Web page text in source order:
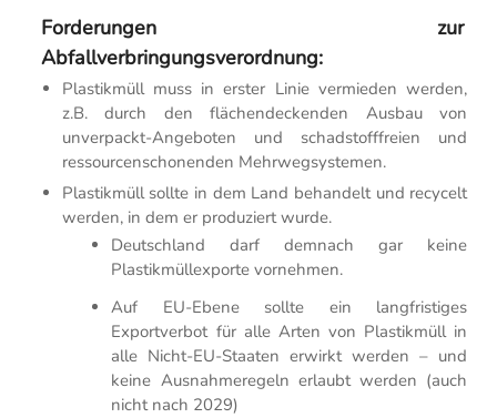
Forderungen zur
Abfallverbringungsverordnung:
Plastikmüll muss in erster Linie vermieden werden,
z.B. durch den flächendeckenden Ausbau von
unverpackt-Angeboten und schadstofffreien und
ressourcenschonenden Mehrwegsystemen.
Plastikmüll sollte in dem Land behandelt und recycelt
werden, in dem er produziert wurde.
Deutschland darf demnach gar keine
Plastikmüllexporte vornehmen.
Auf EU-Ebene sollte ein langfristiges
Exportverbot für alle Arten von Plastikmüll in
alle Nicht-EU-Staaten erwirkt werden – und
keine Ausnahmeregeln erlaubt werden (auch
nicht nach 2029)